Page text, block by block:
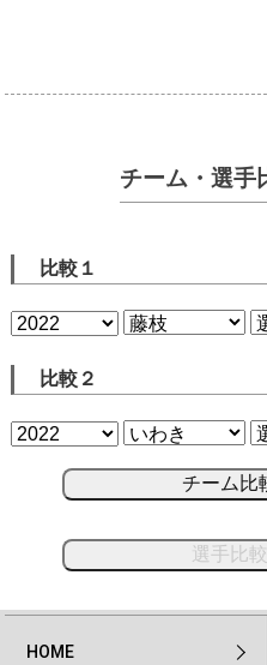
チーム・選手
比較１
比較２
チーム比
選手比
HOME